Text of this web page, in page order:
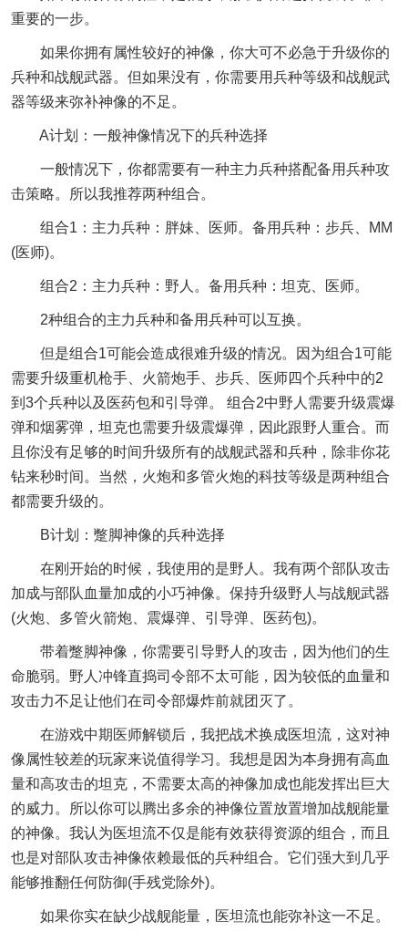
重要的一步。
如果你拥有属性较好的神像，你大可不必急于升级你的
兵种和战舰武器。但如果没有，你需要用兵种等级和战舰武
器等级来弥补神像的不足。
A计划：一般神像情况下的兵种选择
一般情况下，你都需要有一种主力兵种搭配备用兵种攻
击策略。所以我推荐两种组合。
组合1：主力兵种：胖妹、医师。备用兵种：步兵、MM
(医师)。
组合2：主力兵种：野人。备用兵种：坦克、医师。
2种组合的主力兵种和备用兵种可以互换。
但是组合1可能会造成很难升级的情况。因为组合1可能
需要升级重机枪手、火箭炮手、步兵、医师四个兵种中的2
到3个兵种以及医药包和引导弹。 组合2中野人需要升级震爆
弹和烟雾弹，坦克也需要升级震爆弹，因此跟野人重合。而
且你没有足够的时间升级所有的战舰武器和兵种，除非你花
钻来秒时间。当然，火炮和多管火炮的科技等级是两种组合
都需要升级的。
B计划：蹩脚神像的兵种选择
在刚开始的时候，我使用的是野人。我有两个部队攻击
加成与部队血量加成的小巧神像。保持升级野人与战舰武器
(火炮、多管火箭炮、震爆弹、引导弹、医药包)。
带着蹩脚神像，你需要引导野人的攻击，因为他们的生
命脆弱。野人冲锋直捣司令部不太可能，因为较低的血量和
攻击力不足让他们在司令部爆炸前就团灭了。
在游戏中期医师解锁后，我把战术换成医坦流，这对神
像属性较差的玩家来说值得学习。我想是因为本身拥有高血
量和高攻击的坦克，不需要太高的神像加成也能发挥出巨大
的威力。所以你可以腾出多余的神像位置放置增加战舰能量
的神像。我认为医坦流不仅是能有效获得资源的组合，而且
也是对部队攻击神像依赖最低的兵种组合。它们强大到几乎
能够推翻任何防御(手残党除外)。
如果你实在缺少战舰能量，医坦流也能弥补这一不足。